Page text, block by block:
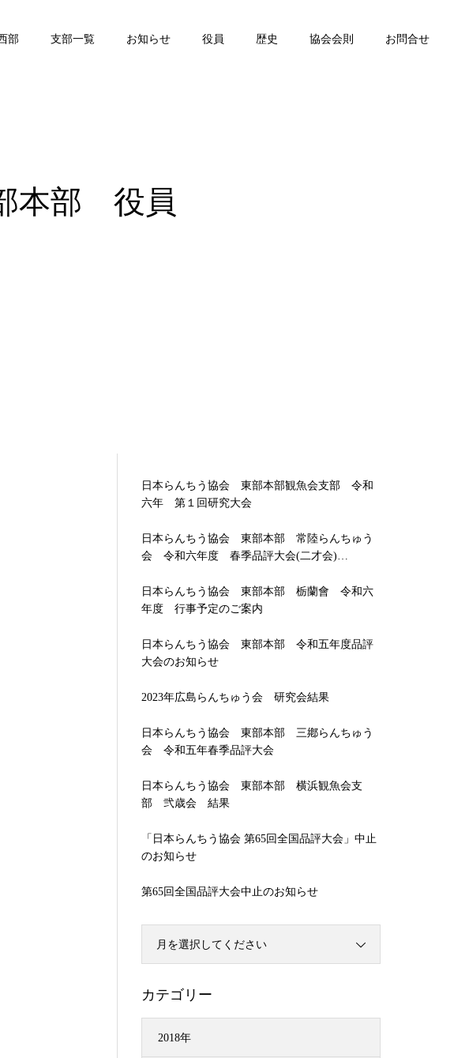
部 支部一覧 お知らせ 役員 歴史 協会会則 お問合せ
本部 役員
日本らんちう協会 東部本部観魚会支部 令和
六年 第１回研究大会
日本らんちう協会 東部本部 常陸らんちゅう
会 令和六年度 春季品評大会(二才会)…
日本らんちう協会 東部本部 栃蘭會 令和六
年度 行事予定のご案内
日本らんちう協会 東部本部 令和五年度品評
大会のお知らせ
2023年広島らんちゅう会 研究会結果
日本らんちう協会 東部本部 三鄕らんちゅう
会 令和五年春季品評大会
日本らんちう協会 東部本部 横浜観魚会支
部 弐歳会 結果
「日本らんちう協会 第65回全国品評大会」中止
のお知らせ
第65回全国品評大会中止のお知らせ
月を選択してください
カテゴリー
2018年